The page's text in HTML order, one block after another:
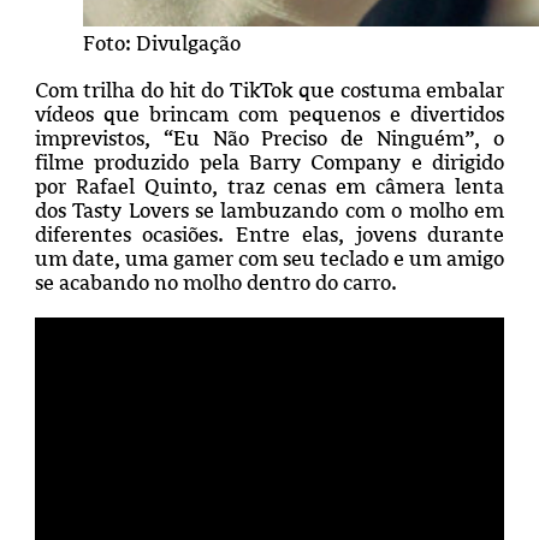
Foto: Divulgação
Com trilha do hit do TikTok que costuma embalar
vídeos que brincam com pequenos e divertidos
imprevistos, “Eu Não Preciso de Ninguém”, o
filme produzido pela Barry Company e dirigido
por Rafael Quinto, traz cenas em câmera lenta
dos Tasty Lovers se lambuzando com o molho em
diferentes ocasiões. Entre elas, jovens durante
um date, uma gamer com seu teclado e um amigo
se acabando no molho dentro do carro.